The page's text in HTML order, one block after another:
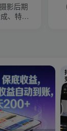
影后期
、特效